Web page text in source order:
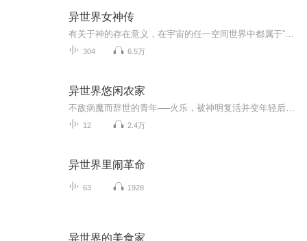
异世界女神传
304 6.5万
异世界悠闲农家
12 2.4万
异世界里闹革命
63 1928
异世界的美食家